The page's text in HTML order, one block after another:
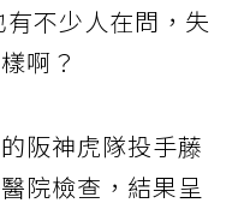
不少人在問，失
啊？
阪神虎隊投手藤
院檢查，結果呈